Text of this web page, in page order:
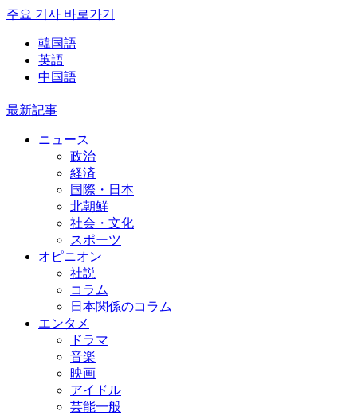
주요 기사 바로가기
韓国語
英語
中国語
最新記事
ニュース
政治
経済
国際・日本
北朝鮮
社会・文化
スポーツ
オピニオン
社説
コラム
日本関係のコラム
エンタメ
ドラマ
音楽
映画
アイドル
芸能一般